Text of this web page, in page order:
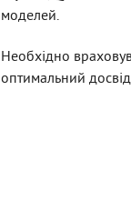
моделей.
Необхідно
оптимальний